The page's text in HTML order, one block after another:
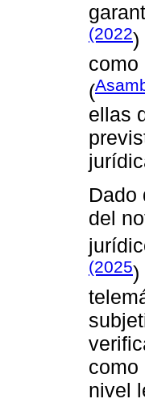
(2022)
como
(
ellas
Dado
del
(2025)
como
nivel